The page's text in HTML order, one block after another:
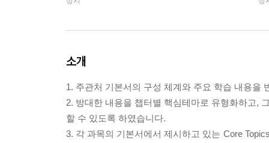
소개
1. 주관처 기본서의 구성 체계와 주요 학습 내용을
2. 방대한 내용을 챕터별 핵심테마로 유형화하고,
할 수 있도록 하였습니다.
3. 각 과목의 기본서에서 제시하고 있는 Core